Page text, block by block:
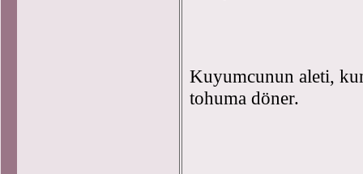
Kuyumcunun aleti,
tohuma döner.